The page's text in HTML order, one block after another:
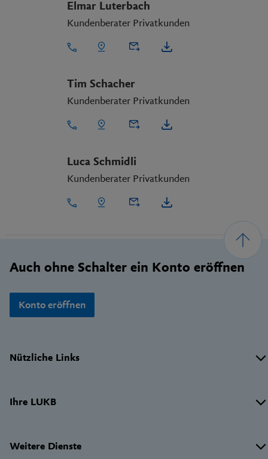
Elmar Luterbach
Kundenberater Privatkunden
Tim Schacher
Kundenberater Privatkunden
Luca Schmidli
Kundenberater Privatkunden
Auch ohne Schalter ein Konto eröffnen
Konto eröffnen
Nützliche Links
Ihre LUKB
Weitere Dienste